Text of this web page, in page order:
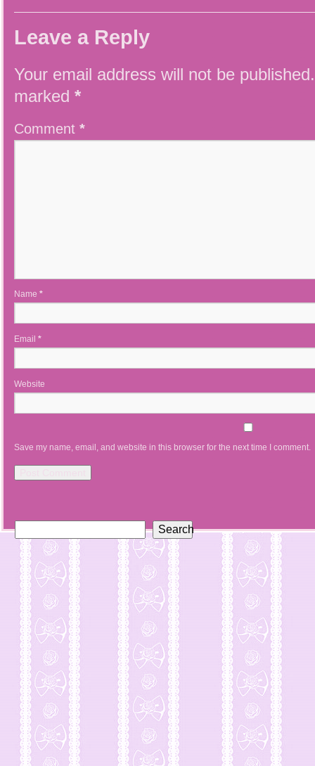
Leave a Reply
Your email address will not be published.
marked *
Comment *
Name *
Email *
Website
Save my name, email, and website in this browser for the next time I comment.
Search